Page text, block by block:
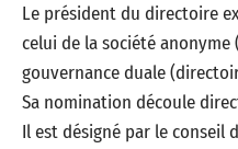
Le président du directoire
celui de la société anonyme
gouvernance duale
Sa nomination découle
Il est désigné par le conseil